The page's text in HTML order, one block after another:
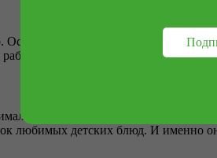
если этот лагерь
функция кешбэка.
полезное. А здоровая пища
любимых детских блюд. И именно